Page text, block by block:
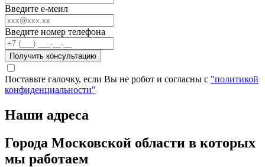
Введите е-меил
Введите номер телефона
Получить консультацию
Поставьте галочку, если Вы не робот и согласны с "политикой
конфиденциальности"
Наши адреса
Города Московской области в которых
мы работаем